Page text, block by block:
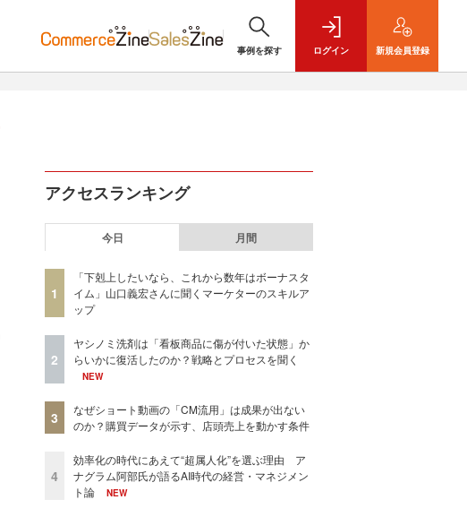
事例を探す ログイン 新規会員登録
アクセスランキング
今日 月間
1
「下剋上したいなら、これから数年はボーナスタ
イム」山口義宏さんに聞くマーケターのスキルア
ップ
2
ヤシノミ洗剤は「看板商品に傷が付いた状態」か
らいかに復活したのか？戦略とプロセスを聞く
NEW
3
なぜショート動画の「CM流用」は成果が出ない
のか？購買データが示す、店頭売上を動かす条件
4
効率化の時代にあえて“超属人化”を選ぶ理由 ア
ナグラム阿部氏が語るAI時代の経営・マネジメン
ト論
NEW